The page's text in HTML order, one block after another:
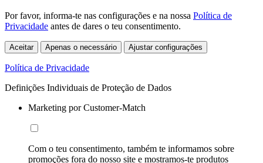
Por favor, informa-te nas configurações e na nossa Política de
Privacidade antes de dares o teu consentimento.
Aceitar Apenas o necessário Ajustar configurações
Política de Privacidade
Definições Individuais de Proteção de Dados
Marketing por Customer-Match
Com o teu consentimento, também te informamos sobre
promoções fora do nosso site e mostramos-te produtos